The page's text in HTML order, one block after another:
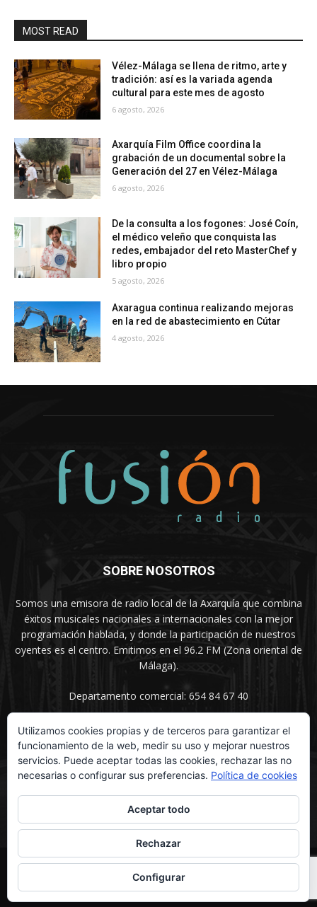
MOST READ
Vélez-Málaga se llena de ritmo, arte y
tradición: así es la variada agenda
cultural para este mes de agosto
6 agosto, 2026
Axarquía Film Office coordina la
grabación de un documental sobre la
Generación del 27 en Vélez-Málaga
6 agosto, 2026
De la consulta a los fogones: José Coín,
el médico veleño que conquista las
redes, embajador del reto MasterChef y
libro propio
5 agosto, 2026
Axaragua continua realizando mejoras
en la red de abastecimiento en Cútar
4 agosto, 2026
SOBRE NOSOTROS
Somos una emisora de radio local de la Axarquía que combina
éxitos musicales nacionales a internacionales con la mejor
programación hablada, y donde la participación de nuestros
oyentes es el centro. Emitimos en el 96.2 FM (Zona oriental de
Málaga).
Departamento comercial: 654 84 67 40
SÍGUENOS
© UNIMEDIOS - Agencia de Marketing en Vélez-Málaga 2026
Inicio Secciones La voz del sentimiento Contacta
Utilizamos cookies propias y de terceros para garantizar el
funcionamiento de la web, medir su uso y mejorar nuestros
servicios. Puede aceptar todas las cookies, rechazar las no
necesarias o configurar sus preferencias. Política de cookies
Aceptar todo
Rechazar
Configurar